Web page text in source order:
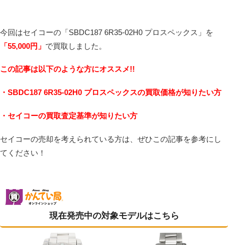
今回はセイコーの「SBDC187 6R35-02H0 プロスペックス」を
「55,000円」 で買取しました。
この記事は以下のような方にオススメ!!
・SBDC187 6R35-02H0 プロスペックスの買取価格が知りたい方
・セイコーの買取査定基準が知りたい方
セイコーの売却を考えられている方は、ぜひこの記事を参考にし
てください！
現在発売中の対象モデルはこちら